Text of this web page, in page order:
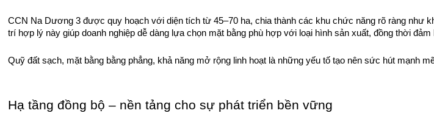
CCN Na Dương 3 được quy hoạch với diện tích từ 45–70 ha, chia thành các khu chức năng rõ ràng như
trí hợp lý này giúp doanh nghiệp dễ dàng lựa chọn mặt bằng phù hợp với loại hình sản xuất, đồng thời
Quỹ đất sạch, mặt bằng bằng phẳng, khả năng mở rộng linh hoạt là những yếu tố tạo nên sức hút mạnh
Hạ tầng đồng bộ – nền tảng cho sự phát triển bền vững